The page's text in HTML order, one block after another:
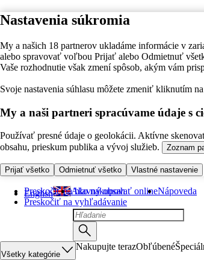
Nastavenia súkromia
My a našich 18 partnerov ukladáme informácie v
alebo spravovať voľbou Prijať alebo Odmietnuť
Vaše rozhodnutie však zmení spôsob, akým vám
Svoje nastavenia súhlasu môžete zmeniť kliknutím
My a naši partneri spracúvame údaje s
Používať presné údaje o geolokácii. Aktívne
obsahu, prieskum publika a vývoj služieb.
Zoznam
Prijať všetko Odmietnuť všetko Vlastné nastavenie
Preskočiť na hlavný obsah
Preskočiť na vyhľadávanie
English Ako nakupovať onlineNápoveda
Všetky kategórie
Nakupujte terazObľúbené